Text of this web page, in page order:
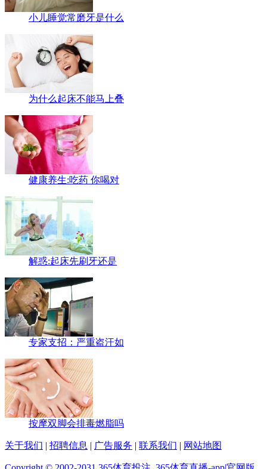
小儿睡觉常磨牙是什么
为什么起床不能马上叠
健康养生:吃药 你喝对
解惑:起床先刷牙还是
专家支招：严重盗汗如
按摩双脚会排毒燃脂吗
关于我们 | 招聘信息 | 广告服务 | 联系我们 | 网站地图